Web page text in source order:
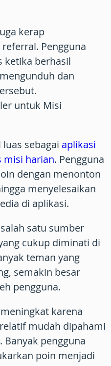
kerap
Pengguna
ketika berhasil
dan
untuk Misi
sebagai aplikasi
misi harian. Pengguna
dengan menonton
menyelesaikan
di aplikasi.
satu sumber
cukup diminati di
teman yang
semakin besar
pengguna.
karena
mudah dipahami
pengguna
poin menjadi